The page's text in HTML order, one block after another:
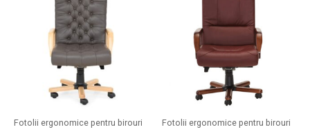
Fotolii ergonomice pentru birouri Fotolii ergonomice pentru birouri